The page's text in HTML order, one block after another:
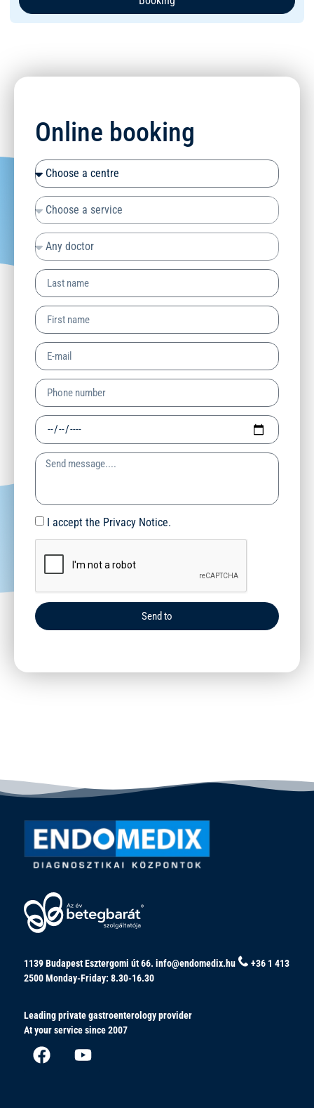
Online booking
I accept the Privacy Notice.
Send to
1139 Budapest Esztergomi út 66. info@endomedix.hu
+36 1 413
2500Monday-Friday: 8.30-16.30
Leading private gastroenterology provider
At your service since 2007